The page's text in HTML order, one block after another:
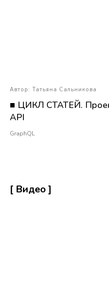
Автор: Татьяна Сальникова
■ ЦИКЛ СТАТЕЙ.
API
GraphQL
[ Видео ]